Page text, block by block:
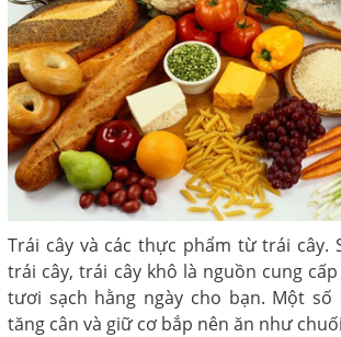
Trái cây và các thực phẩm từ trái cây.
trái cây, trái cây khô là nguồn cung
tươi sạch hằng ngày cho bạn. Một số
tăng cân và giữ cơ bắp nên ăn như